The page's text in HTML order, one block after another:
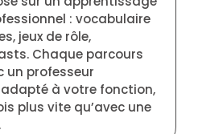
: vocabulaire
jeux de rôle,
Chaque parcours
un professeur
à votre fonction,
plus vite qu’avec une